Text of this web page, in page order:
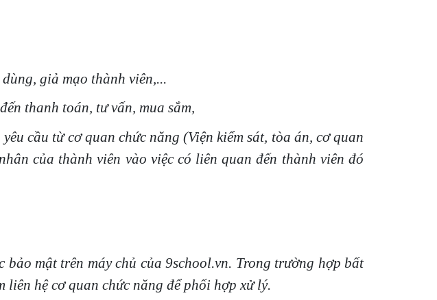
giả mạo thành viên,...
thanh toán, tư vấn, mua sắm,
cầu từ cơ quan chức năng (Viện kiểm sát, tòa án, cơ quan
của thành viên vào việc có liên quan đến thành viên đó
mật trên máy chủ của 9school.vn. Trong trường hợp bất
hệ cơ quan chức năng để phối hợp xử lý.